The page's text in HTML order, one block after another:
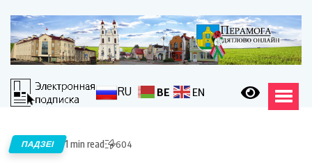
RU BE EN
ПАДЗЕІ 1 min read 604